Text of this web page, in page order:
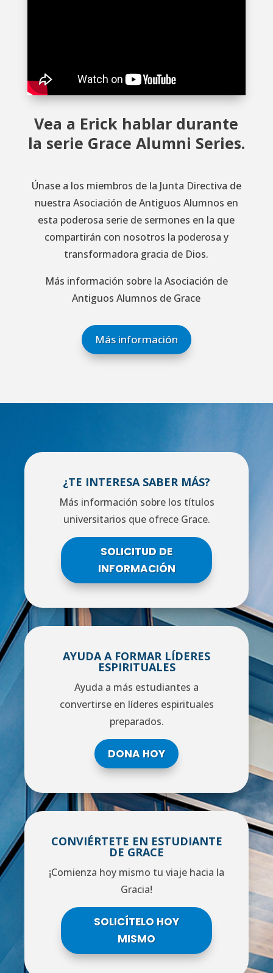
Vea a Erick hablar durante
la serie Grace Alumni Series.
Únase a los miembros de la Junta Directiva de
nuestra Asociación de Antiguos Alumnos en
esta poderosa serie de sermones en la que
compartirán con nosotros la poderosa y
transformadora gracia de Dios.
Más información sobre la Asociación de
Antiguos Alumnos de Grace
Más información
¿TE INTERESA SABER MÁS?
Más información sobre los títulos
universitarios que ofrece Grace.
SOLICITUD DE
INFORMACIÓN
AYUDA A FORMAR LÍDERES
ESPIRITUALES
Ayuda a más estudiantes a
convertirse en líderes espirituales
preparados.
DONA HOY
CONVIÉRTETE EN ESTUDIANTE
DE GRACE
¡Comienza hoy mismo tu viaje hacia la
Gracia!
SOLICÍTELO HOY
MISMO